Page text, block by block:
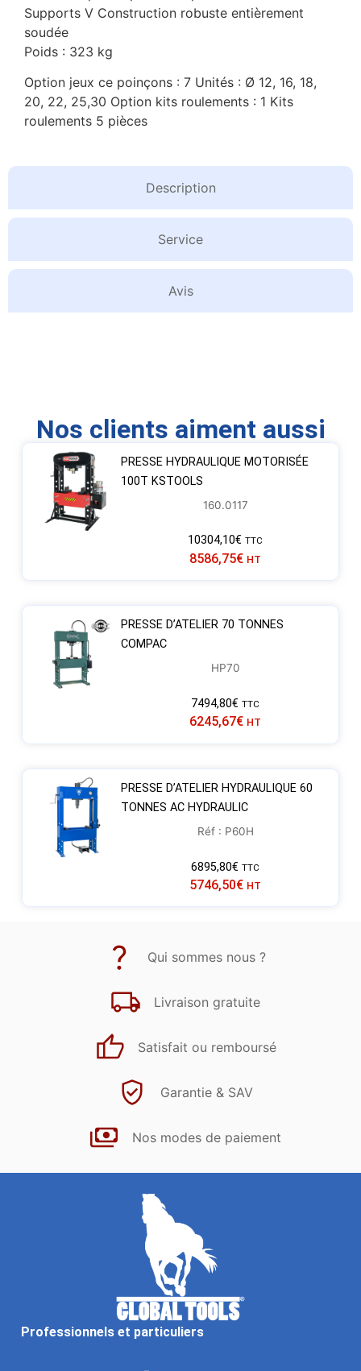
Description
Service
Avis
Supports V Construction robuste entièrement
soudée
Poids : 323 kg
Option jeux ce poinçons : 7 Unités : Ø 12, 16, 18,
20, 22, 25,30 Option kits roulements : 1 Kits
roulements 5 pièces
Nos clients aiment aussi
PRESSE HYDRAULIQUE MOTORISÉE
100T KSTOOLS
160.0117
10304,10€ TTC
8586,75€ HT
PRESSE D’ATELIER 70 TONNES
COMPAC
HP70
7494,80€ TTC
6245,67€ HT
PRESSE D’ATELIER HYDRAULIQUE 60
TONNES AC HYDRAULIC
Réf : P60H
6895,80€ TTC
5746,50€ HT
Qui sommes nous ?
Livraison gratuite
Satisfait ou remboursé
Garantie & SAV
Nos modes de paiement
Professionnels et particuliers